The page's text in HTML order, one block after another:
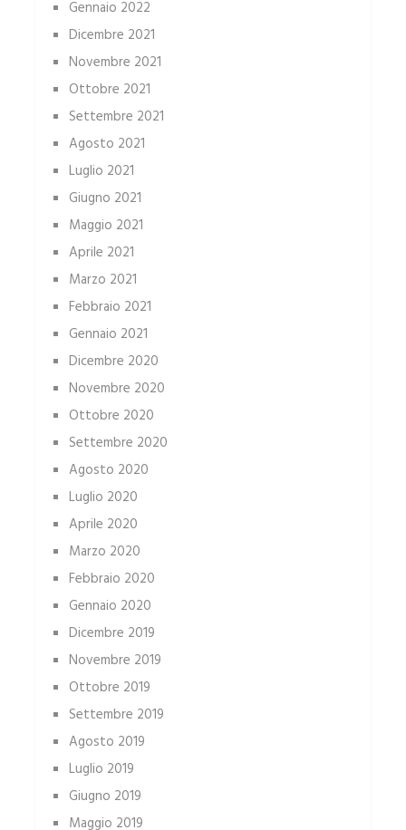
Gennaio 2022
Dicembre 2021
Novembre 2021
Ottobre 2021
Settembre 2021
Agosto 2021
Luglio 2021
Giugno 2021
Maggio 2021
Aprile 2021
Marzo 2021
Febbraio 2021
Gennaio 2021
Dicembre 2020
Novembre 2020
Ottobre 2020
Settembre 2020
Agosto 2020
Luglio 2020
Aprile 2020
Marzo 2020
Febbraio 2020
Gennaio 2020
Dicembre 2019
Novembre 2019
Ottobre 2019
Settembre 2019
Agosto 2019
Luglio 2019
Giugno 2019
Maggio 2019